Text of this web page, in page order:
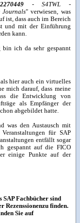
2270449 - S4TWL -
Journals" verwiesen, was
ist, dass auch im Bereich
und mit der Einführung
kann.
bin ich da sehr gespannt
hier auch ein virtuelles
mich darauf, dass meine
die Entwicklung von
als Empfänger der
abgebildet hatte.
was den Austausch mit
für SAP
entfällt sogar
gespannt auf die FICO
einige Punkte auf der
SAP Fachbücher sind
Rezenssionenzu finden.
Sie auf